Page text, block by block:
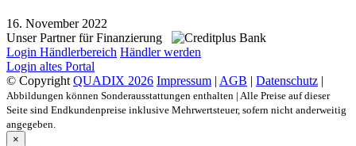
16. November 2022
Unser Partner für Finanzierung
Login Händlerbereich Händler werden
Login altes Portal
© Copyright QUADIX 2026 Impressum | AGB | Datenschutz |
Abbildungen können Sonderausstattungen enthalten | Alle Preise auf dieser
Seite sind Endkundenpreise inklusive Mehrwertsteuer, sofern nicht anderweitig
angegeben.
×